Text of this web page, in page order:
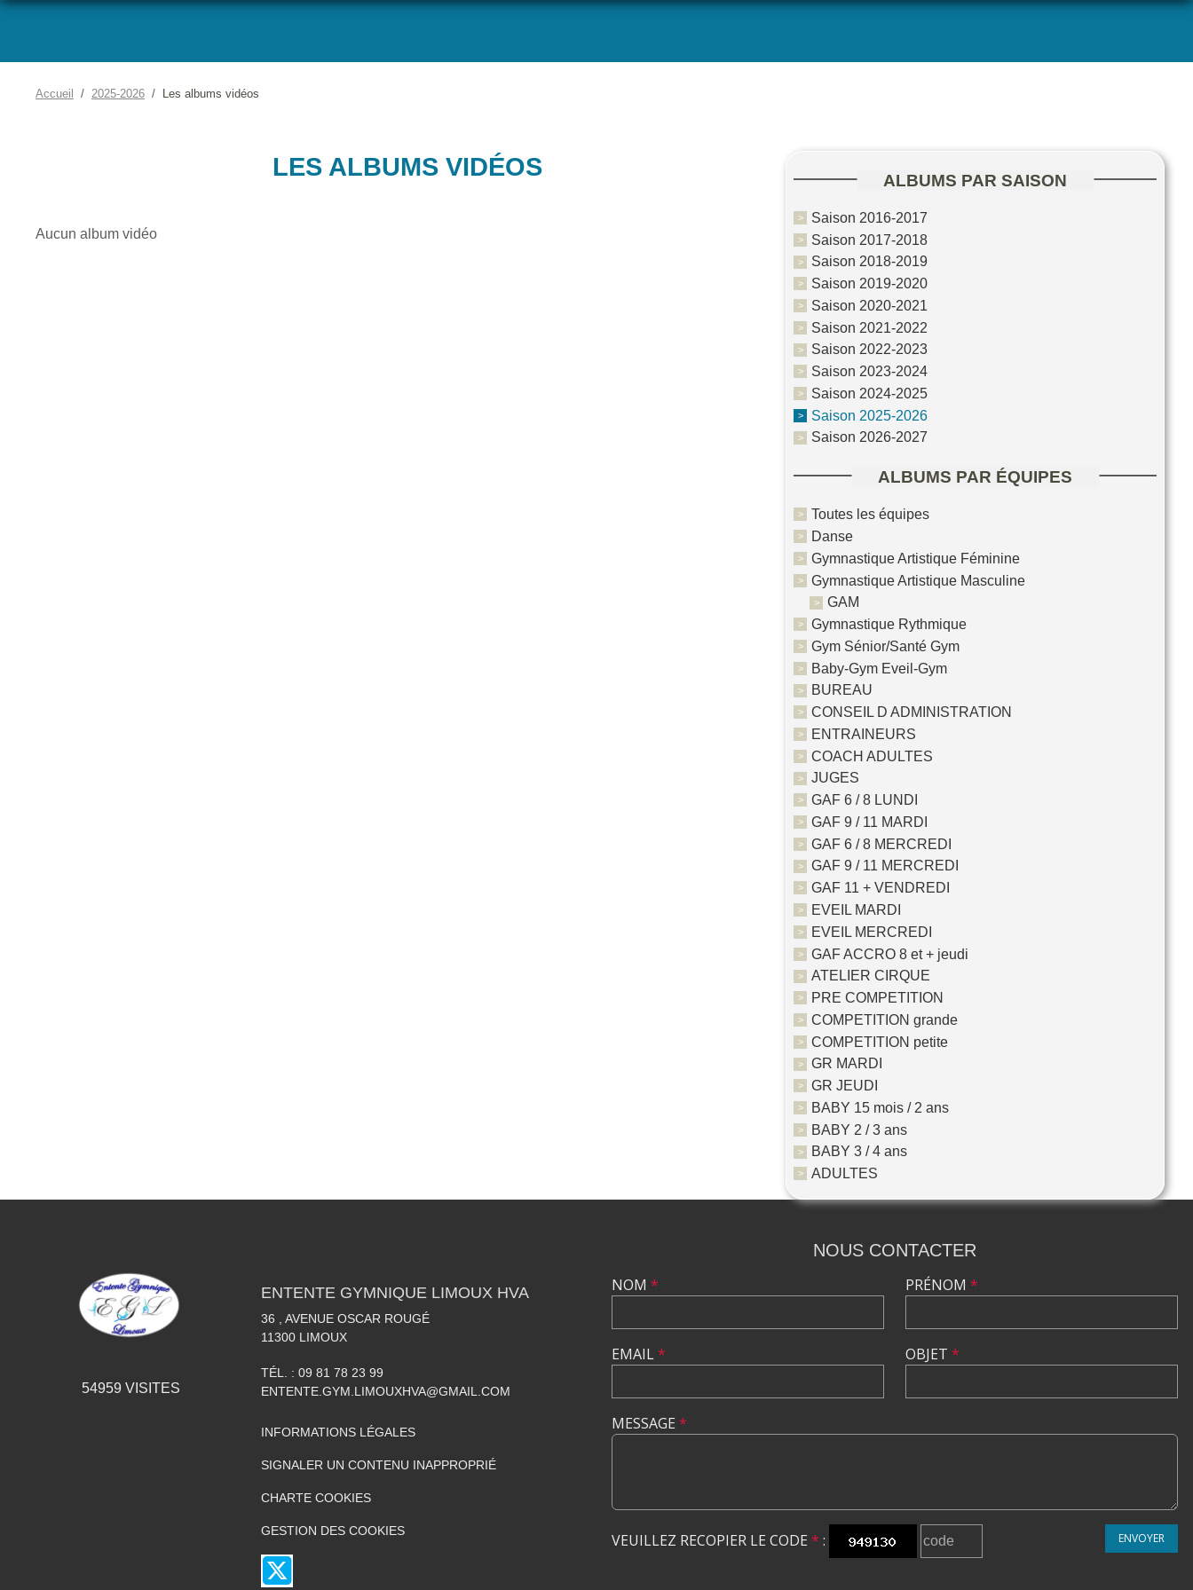
Accueil 2025-2026 Les albums vidéos
LES ALBUMS VIDÉOS
Aucun album vidéo
ALBUMS PAR SAISON
Saison 2016-2017
Saison 2017-2018
Saison 2018-2019
Saison 2019-2020
Saison 2020-2021
Saison 2021-2022
Saison 2022-2023
Saison 2023-2024
Saison 2024-2025
Saison 2025-2026
Saison 2026-2027
ALBUMS PAR ÉQUIPES
Toutes les équipes
Danse
Gymnastique Artistique Féminine
Gymnastique Artistique Masculine
GAM
Gymnastique Rythmique
Gym Sénior/Santé Gym
Baby-Gym Eveil-Gym
BUREAU
CONSEIL D ADMINISTRATION
ENTRAINEURS
COACH ADULTES
JUGES
GAF 6 / 8 LUNDI
GAF 9 / 11 MARDI
GAF 6 / 8 MERCREDI
GAF 9 / 11 MERCREDI
GAF 11 + VENDREDI
EVEIL MARDI
EVEIL MERCREDI
GAF ACCRO 8 et + jeudi
ATELIER CIRQUE
PRE COMPETITION
COMPETITION grande
COMPETITION petite
GR MARDI
GR JEUDI
BABY 15 mois / 2 ans
BABY 2 / 3 ans
BABY 3 / 4 ans
ADULTES
54959 VISITES
ENTENTE GYMNIQUE LIMOUX HVA
36 , AVENUE OSCAR ROUGÉ
11300 LIMOUX
TÉL. : 09 81 78 23 99
ENTENTE.GYM.LIMOUXHVA@GMAIL.COM
INFORMATIONS LÉGALES
SIGNALER UN CONTENU INAPPROPRIÉ
CHARTE COOKIES
GESTION DES COOKIES
NOUS CONTACTER
NOM *
EMAIL*
PRÉNOM *
OBJET *
MESSAGE *
VEUILLEZ RECOPIER LE CODE * : ENVOYER